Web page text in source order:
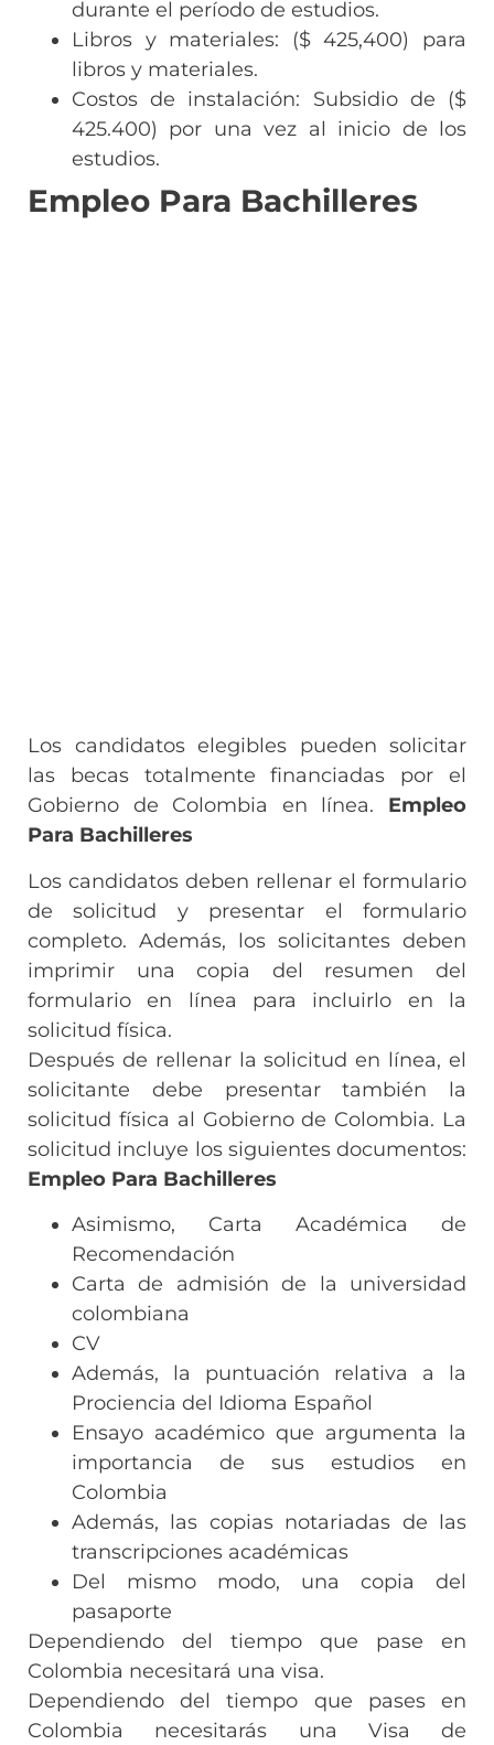
durante el período de estudios.
Libros y materiales: ($ 425,400) para
libros y materiales.
Costos de instalación: Subsidio de ($
425.400) por una vez al inicio de los
estudios.
Empleo Para Bachilleres
Los candidatos elegibles pueden solicitar
las becas totalmente financiadas por el
Gobierno de Colombia en línea. Empleo
Para Bachilleres
Los candidatos deben rellenar el formulario
de solicitud y presentar el formulario
completo. Además, los solicitantes deben
imprimir una copia del resumen del
formulario en línea para incluirlo en la
solicitud física.
Después de rellenar la solicitud en línea, el
solicitante debe presentar también la
solicitud física al Gobierno de Colombia. La
solicitud incluye los siguientes documentos:
Empleo Para Bachilleres
Asimismo, Carta Académica de
Recomendación
Carta de admisión de la universidad
colombiana
CV
Además, la puntuación relativa a la
Prociencia del Idioma Español
Ensayo académico que argumenta la
importancia de sus estudios en
Colombia
Además, las copias notariadas de las
transcripciones académicas
Del mismo modo, una copia del
pasaporte
Dependiendo del tiempo que pase en
Colombia necesitará una visa.
Dependiendo del tiempo que pases en
Colombia necesitarás una Visa de